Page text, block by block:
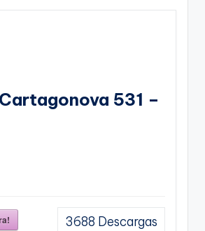
531 –
3688 Descargas